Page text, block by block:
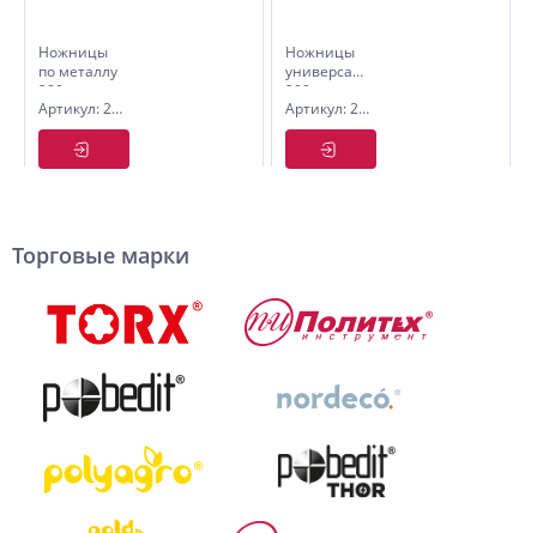
Ножницы
по металлу
280 мм
удлиненные
прямые Cr-
Артикул: 2555080
Ножницы
универсальные,
200 мм
Артикул: 2555150
Торговые марки